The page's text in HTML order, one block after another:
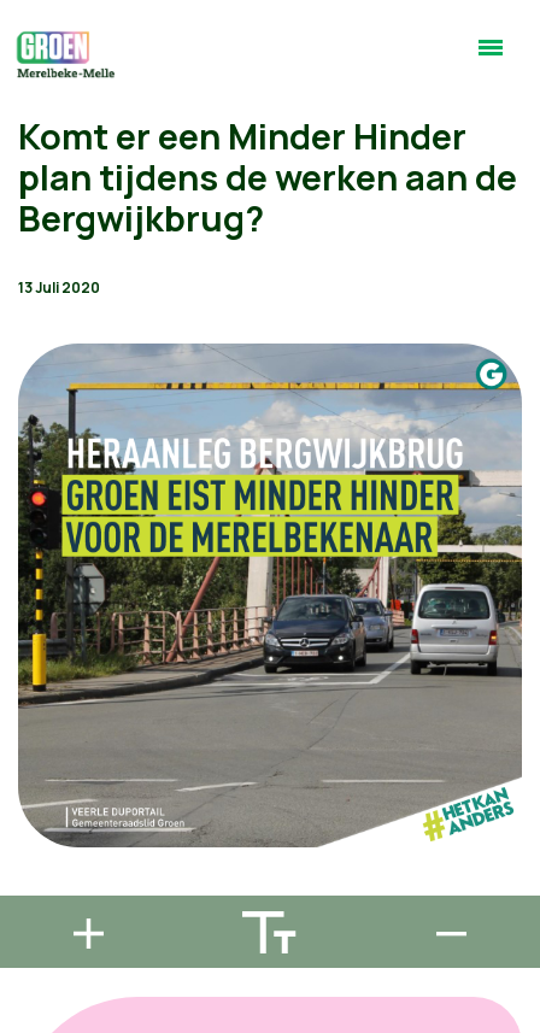
Komt er een Minder Hinder
plan tijdens de werken aan de
Bergwijkbrug?
13 Juli 2020